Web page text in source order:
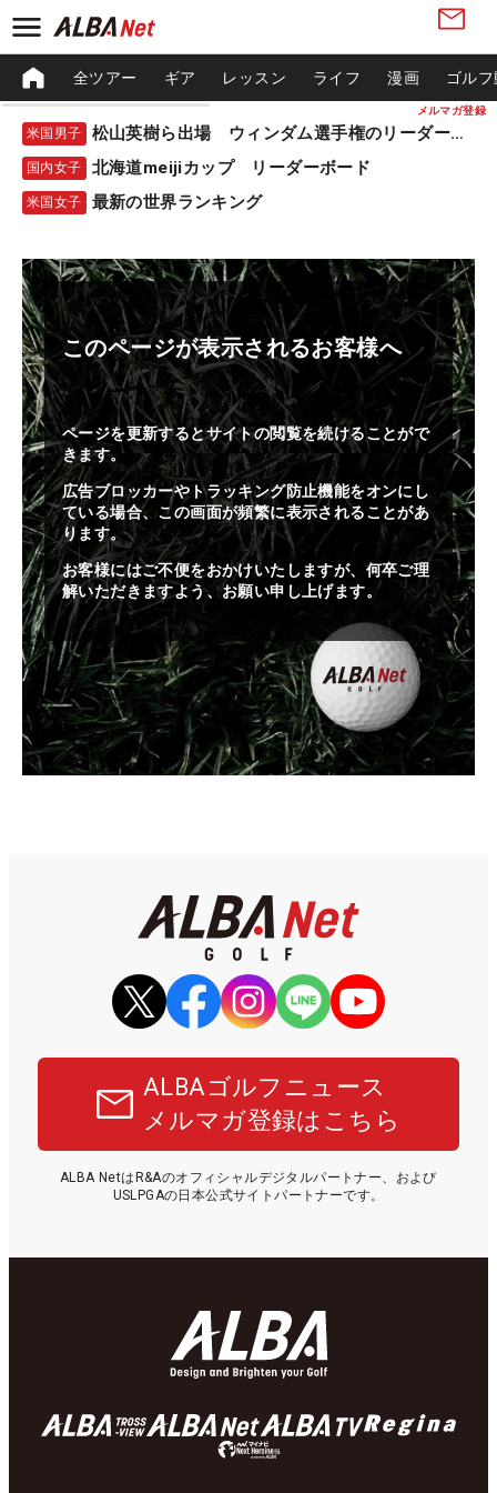
メルマガ登録
全ツアー ギア レッスン ライフ 漫画 ゴル
米国男子 松山英樹ら出場 ウィンダム選手権のリーダーボード
国内女子 北海道meijiカップ リーダーボード
米国女子 最新の世界ランキング
このページが表示されるお客様へ
ページを更新するとサイトの閲覧を続けることがで
きます。
広告ブロッカーやトラッキング防止機能をオンにし
ている場合、この画面が頻繁に表示されることがあ
ります。
お客様にはご不便をおかけいたしますが、何卒ご理
解いただきますよう、お願い申し上げます。
ALBAゴルフニュース
メルマガ登録はこちら
ALBA NetはR&Aのオフィシャルデジタルパートナー、および
USLPGAの日本公式サイトパートナーです。